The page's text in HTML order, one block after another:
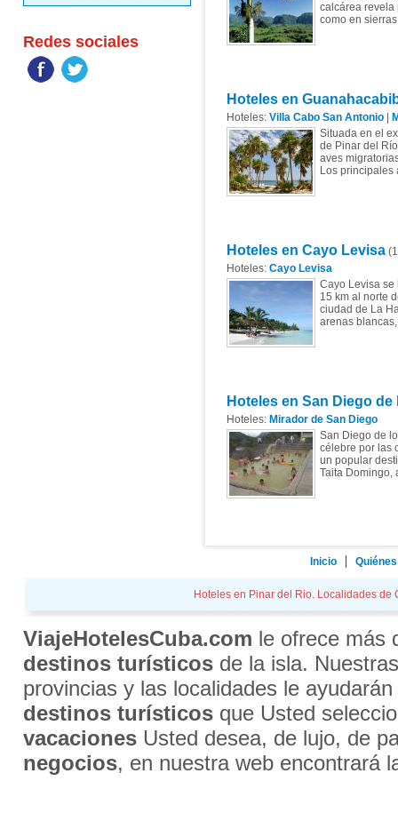
calcárea revela
como en
Hoteles en
Hoteles: Villa Cabo San Antonio|
Situada en el
de Pinar del
aves
Los principales
Hoteles en Cayo Levisa(1
Hoteles: Cayo Levisa
Cayo Levisa se
15 km al norte
ciudad de La
arenas
Hoteles en San Diego
Hoteles: Mirador de San Diego
San Diego de
célebre por las
un popular
Taita Domingo,
Redes sociales
Inicio
Hoteles en Pinar del Rio. Localidades de
ViajeHotelesCuba.com le ofrece más
destinos turísticosde la isla.
provincias y las localidades le
destinos turísticosque Usted
vacacionesUsted desea, de lujo, de
negocios, en nuestra web encontrará